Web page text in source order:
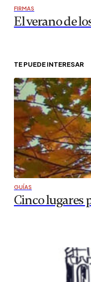
FIRMAS
El verano de
TE PUEDE INTERESAR
GUÍAS
Cinco lugares